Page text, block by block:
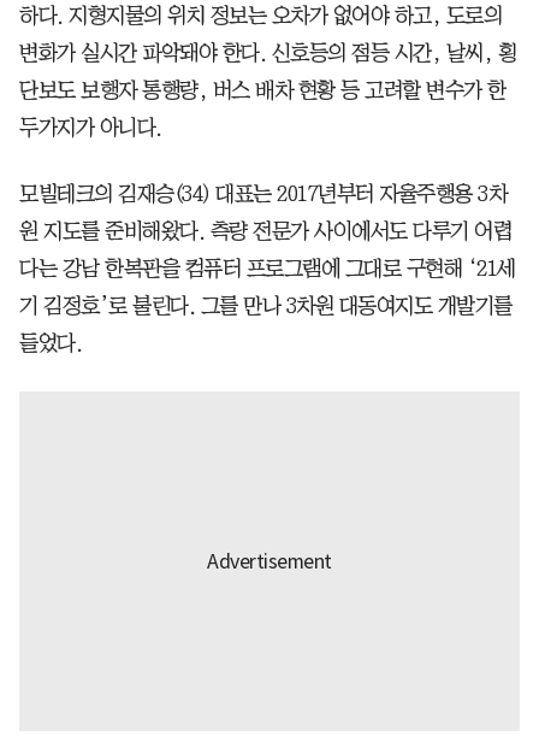
하다. 지형지물의 위치 정보는 오차가 없어야 하고, 도로의
변화가 실시간 파악돼야 한다. 신호등의 점등 시간, 날씨, 횡
단보도 보행자 통행량, 버스 배차 현황 등 고려할 변수가 한
두가지가 아니다.
모빌테크의 김재승(34) 대표는 2017년부터 자율주행용 3차
원 지도를 준비해왔다. 측량 전문가 사이에서도 다루기 어렵
다는 강남 한복판을 컴퓨터 프로그램에 그대로 구현해 ‘21세
기 김정호’로 불린다. 그를 만나 3차원 대동여지도 개발기를
들었다.